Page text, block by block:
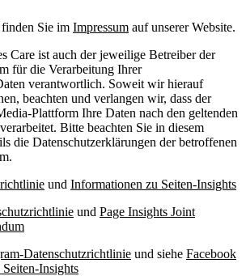
Sie im Impressum auf unserer Website.
Care ist auch der jeweilige Betreiber der
für die Verarbeitung Ihrer
verantwortlich. Soweit wir hierauf
beachten und verlangen wir, dass der
Plattform Ihre Daten nach den geltenden
Bitte beachten Sie in diesem
die Datenschutzerklärungen der betroffenen
und Informationen zu Seiten-Insights
und Page Insights Joint
Datenschutzrichtlinie und siehe Facebook
Insights